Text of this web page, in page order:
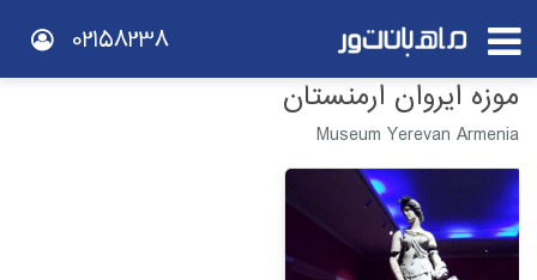
02158238
موزه ایروان ارمنستان
Museum Yerevan Armenia